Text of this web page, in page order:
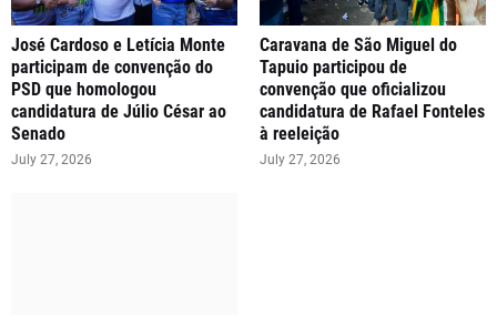
José Cardoso e Letícia Monte
participam de convenção do
PSD que homologou
candidatura de Júlio César ao
Senado
July 27, 2026
Caravana de São Miguel do
Tapuio participou de
convenção que oficializou
candidatura de Rafael Fonteles
à reeleição
July 27, 2026